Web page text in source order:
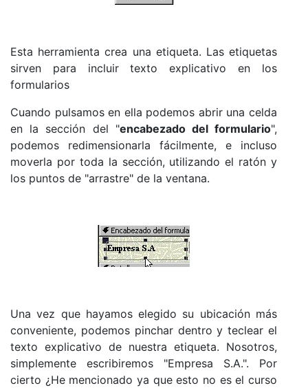
Esta herramienta crea una etiqueta. Las etiquetas
sirven para incluir texto explicativo en los
formularios
Cuando pulsamos en ella podemos abrir una celda
en la sección del "encabezado del formulario",
podemos redimensionarla fácilmente, e incluso
moverla por toda la sección, utilizando el ratón y
los puntos de "arrastre" de la ventana.
Una vez que hayamos elegido su ubicación más
conveniente, podemos pinchar dentro y teclear el
texto explicativo de nuestra etiqueta. Nosotros,
simplemente escribiremos "Empresa S.A.". Por
cierto ¿He mencionado ya que esto no es el curso